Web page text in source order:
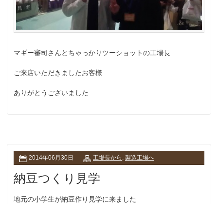
マギー審司さんとちゃっかりツーショットの工場長
ご来店いただきましたお客様
ありがとうございました
2014年06月30日 工場長から , 製造工場へ
納豆つくり見学
地元の小学生が納豆作り見学に来ました